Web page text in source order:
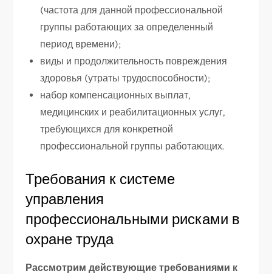
(частота для данной профессиональной
группы работающих за определенный
период времени);
виды и продолжительность повреждения
здоровья (утраты трудоспособности);
набор компенсационных выплат,
медицинских и реабилитационных услуг,
требующихся для конкретной
профессиональной группы работающих.
Требования к системе
управления
профессиональными рисками в
охране труда
Рассмотрим действующие требованиями к